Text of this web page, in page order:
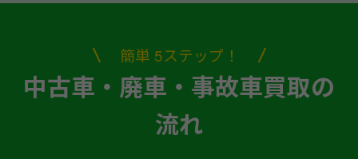
簡単 5ステップ！
中古車・廃車・事故車買取の
流れ